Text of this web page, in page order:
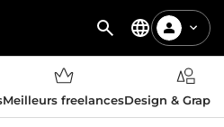
Meilleurs freelancesDesign &